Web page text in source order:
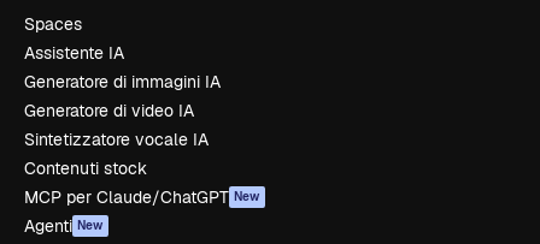
Spaces
Assistente IA
Generatore di immagini IA
Generatore di video IA
Sintetizzatore vocale IA
Contenuti stock
MCP per Claude/ChatGPT New
Agenti New